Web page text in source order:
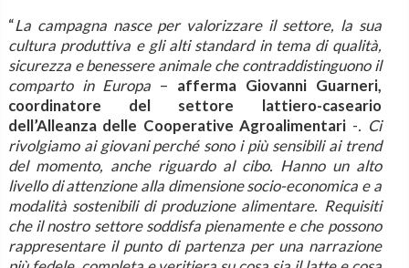
“La campagna nasce per valorizzare il settore, la sua
cultura produttiva e gli alti standard in tema di qualità,
sicurezza e benessere animale che contraddistinguono il
comparto in Europa – afferma Giovanni Guarneri,
coordinatore del settore lattiero-caseario
dell’Alleanza delle Cooperative Agroalimentari -. Ci
rivolgiamo ai giovani perché sono i più sensibili ai trend
del momento, anche riguardo al cibo. Hanno un alto
livello di attenzione alla dimensione socio-economica e a
modalità sostenibili di produzione alimentare. Requisiti
che il nostro settore soddisfa pienamente e che possono
rappresentare il punto di partenza per una narrazione